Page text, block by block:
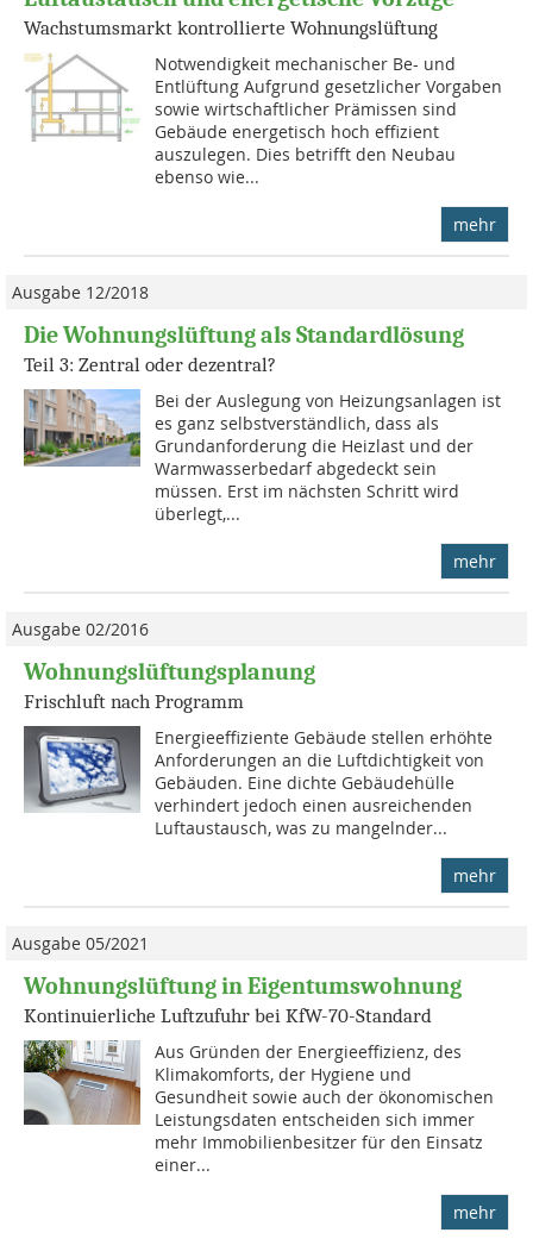
Wachstumsmarkt kontrollierte Wohnungslüftung
Notwendigkeit mechanischer Be- und
Entlüftung Aufgrund gesetzlicher Vorgaben
sowie wirtschaftlicher Prämissen sind
Gebäude energetisch hoch effizient
auszulegen. Dies betrifft den Neubau
ebenso wie...
mehr
Ausgabe 12/2018
Die Wohnungslüftung als Standardlösung
Teil 3: Zentral oder dezentral?
Bei der Auslegung von Heizungsanlagen ist
es ganz selbstverständlich, dass als
Grundanforderung die Heizlast und der
Warmwasserbedarf abgedeckt sein
müssen. Erst im nächsten Schritt wird
überlegt,...
mehr
Ausgabe 02/2016
Wohnungslüftungsplanung
Frischluft nach Programm
Energieeffiziente Gebäude stellen erhöhte
Anforderungen an die Luftdichtigkeit von
Gebäuden. Eine dichte Gebäude­hülle
verhindert jedoch einen ausreichenden
Luftaustausch, was zu mangelnder...
mehr
Ausgabe 05/2021
Wohnungslüftung in Eigentumswohnung
Kontinuierliche Luftzufuhr bei KfW-70-Standard
Aus Gründen der Energieeffizienz, des
Klimakomforts, der Hygiene und
Gesundheit sowie auch der ökonomischen
Leistungsdaten entscheiden sich immer
mehr Immobilienbesitzer für den Einsatz
einer...
mehr